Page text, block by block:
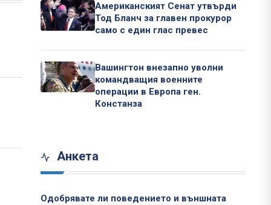
Американският Сенат утвърди
Тод Бланч за главен прокурор
само с един глас превес
Вашингтон внезапно уволни
командващия военните
операции в Европа ген.
Констанза
Анкета
Одобрявате ли поведението и външната